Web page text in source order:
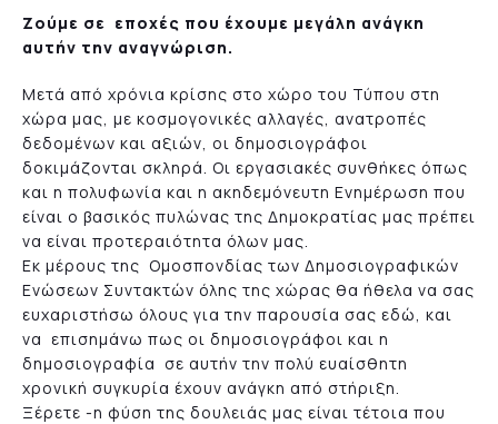
Ζούμε σε εποχές που έχουμε μεγάλη ανάγκη
αυτήν την αναγνώριση.
Μετά από χρόνια κρίσης στο χώρο του Τύπου στη
χώρα μας, με κοσμογονικές αλλαγές, ανατροπές
δεδομένων και αξιών, οι δημοσιογράφοι
δοκιμάζονται σκληρά. Οι εργασιακές συνθήκες όπως
και η πολυφωνία και η ακηδεμόνευτη Ενημέρωση που
είναι ο βασικός πυλώνας της Δημοκρατίας μας πρέπει
να είναι προτεραιότητα όλων μας.
Εκ μέρους της Ομοσπονδίας των Δημοσιογραφικών
Ενώσεων Συντακτών όλης της χώρας θα ήθελα να σας
ευχαριστήσω όλους για την παρουσία σας εδώ, και
να επισημάνω πως οι δημοσιογράφοι και η
δημοσιογραφία σε αυτήν την πολύ ευαίσθητη
χρονική συγκυρία έχουν ανάγκη από στήριξη.
Ξέρετε -η φύση της δουλειάς μας είναι τέτοια που